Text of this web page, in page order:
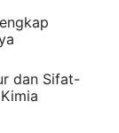
dan Sifat-